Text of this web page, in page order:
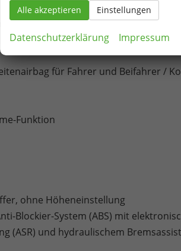
für Fahrer und Beifahrer /
Funktion
ohne Höheneinstellung
Blockier-System (ABS) mit
(ASR) und hydraulischem
Alle akzeptieren Einstellungen
Datenschutzerklärung Impressum